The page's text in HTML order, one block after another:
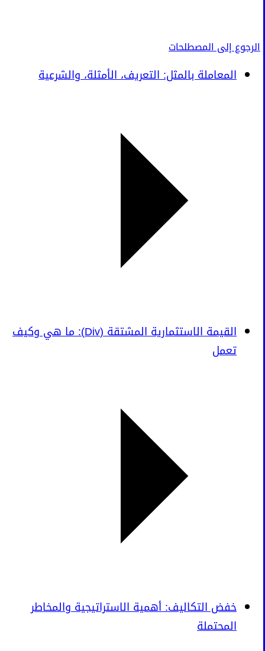
الرجوع إلى المصطلحات
المعاملة بالمثل: التعريف، الأمثلة، والشرعية
القيمة الاستثمارية المشتقة (Div): ما هي وكيف
تعمل
خفض التكاليف: أهمية الاستراتيجية والمخاطر
المحتملة